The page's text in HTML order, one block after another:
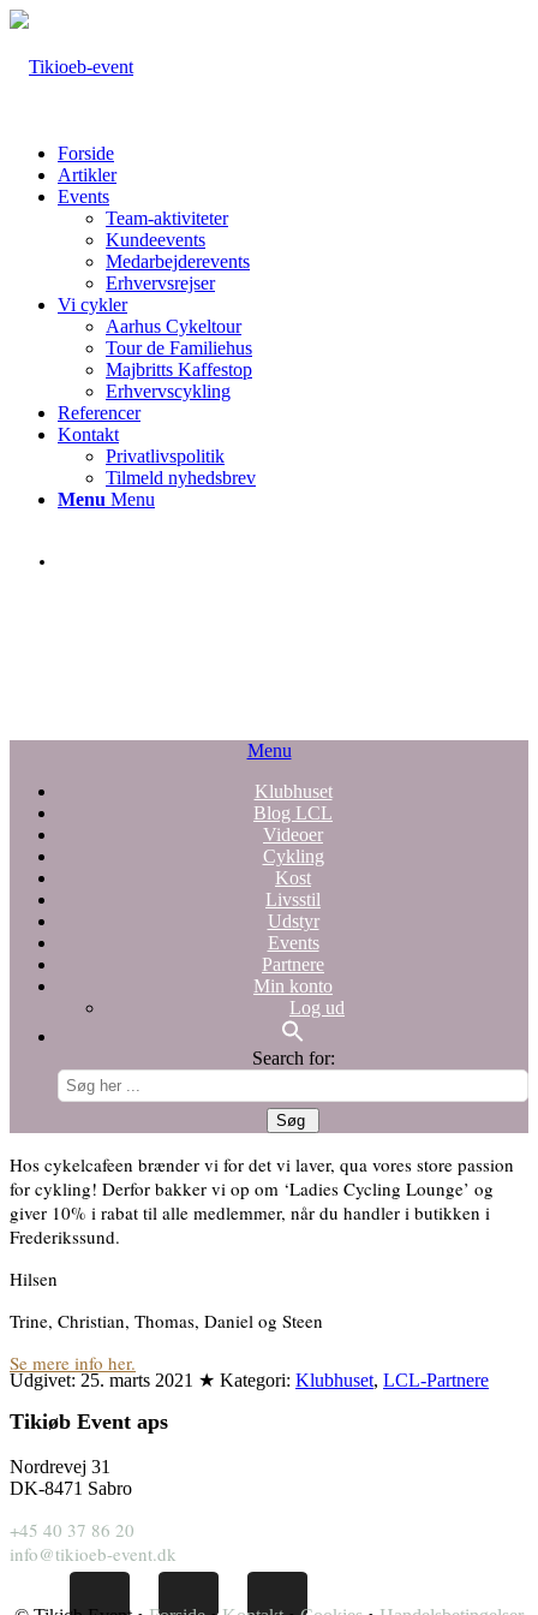
Forside
Artikler
Events
Team-aktiviteter
Kundeevents
Medarbejderevents
Erhvervsrejser
Vi cykler
Aarhus Cykeltour
Tour de Familiehus
Majbritts Kaffestop
Erhvervscykling
Referencer
Kontakt
Privatlivspolitik
Tilmeld nyhedsbrev
Menu Menu
Menu
Klubhuset
Blog LCL
Videoer
Cykling
Kost
Livsstil
Udstyr
Events
Partnere
Min konto
Log ud
Search for:
Hos cykelcafeen brænder vi for det vi laver, qua vores store passion
for cykling! Derfor bakker vi op om ‘Ladies Cycling Lounge’ og
giver 10% i rabat til alle medlemmer, når du handler i butikken i
Frederikssund.
Hilsen
Trine, Christian, Thomas, Daniel og Steen
Se mere info her.
Udgivet: 25. marts 2021 ★ Kategori: Klubhuset, LCL-Partnere
Tikiøb Event aps
Nordrevej 31
DK-8471 Sabro
+45 40 37 86 20
info@tikioeb-event.dk